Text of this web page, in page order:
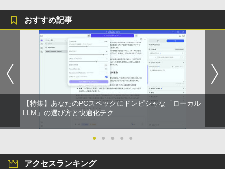
おすすめ記事
【特集】あなたのPCスペックにドンピシャな「ローカル
LLM」の選び方と快適化テク
● ● ● ● ●
アクセスランキング